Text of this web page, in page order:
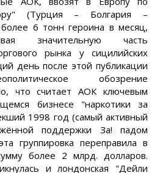
(Турция – Болгария –
6 тонн героина в месяц,
значительную часть
рынка у сицилийских
день после этой публикации
обозрение
что считает АОК ключевым
бизнесе "наркотики за
1998 год (самый активный
поддержки За! падом
группировка переправила в
более 2 млрд. долларов.
и лондонская "Дейли